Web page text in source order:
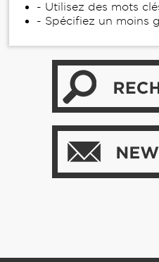
- Utilisez des mots
- Spécifiez un moins